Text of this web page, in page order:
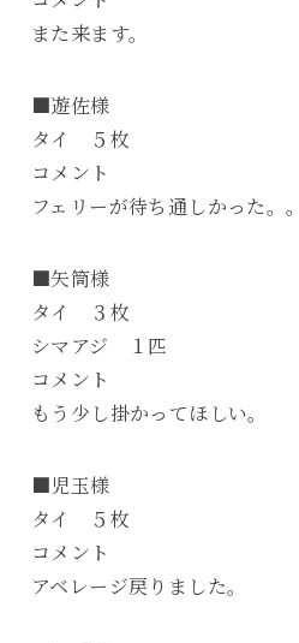
また来ます。
■遊佐様
タイ ５枚
コメント
フェリーが待ち通しかった。。
■矢筒様
タイ ３枚
シマアジ １匹
コメント
もう少し掛かってほしい。
■児玉様
タイ ５枚
コメント
アベレージ戻りました。